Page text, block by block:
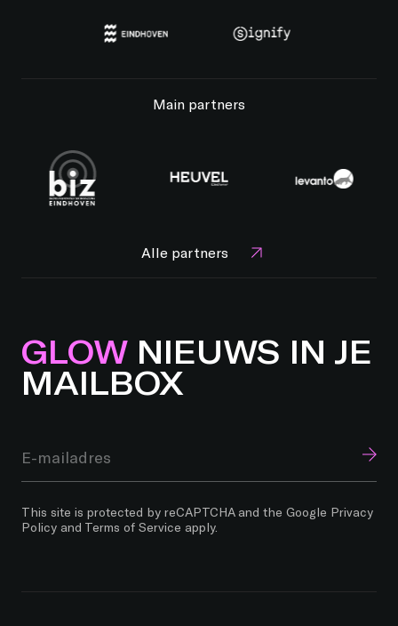
Main partners
Alle partners
GLOWNIEUWS IN JE
MAILBOX
This site is protected by reCAPTCHA and the Google Privacy
Policy and Terms of Service apply.